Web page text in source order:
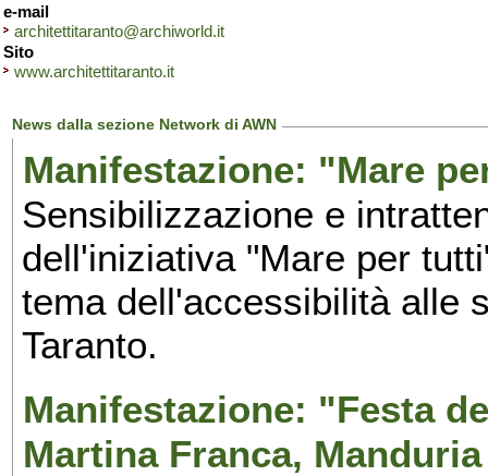
e-mail
architettitaranto@archiworld.it
Sito
www.architettitaranto.it
News dalla sezione Network di AWN
Manifestazione: "Mare
Sensibilizzazione e
dell'iniziativa "Mare per
tema dell'accessibilità alle
Taranto.
Manifestazione: "Festa
Martina Franca,